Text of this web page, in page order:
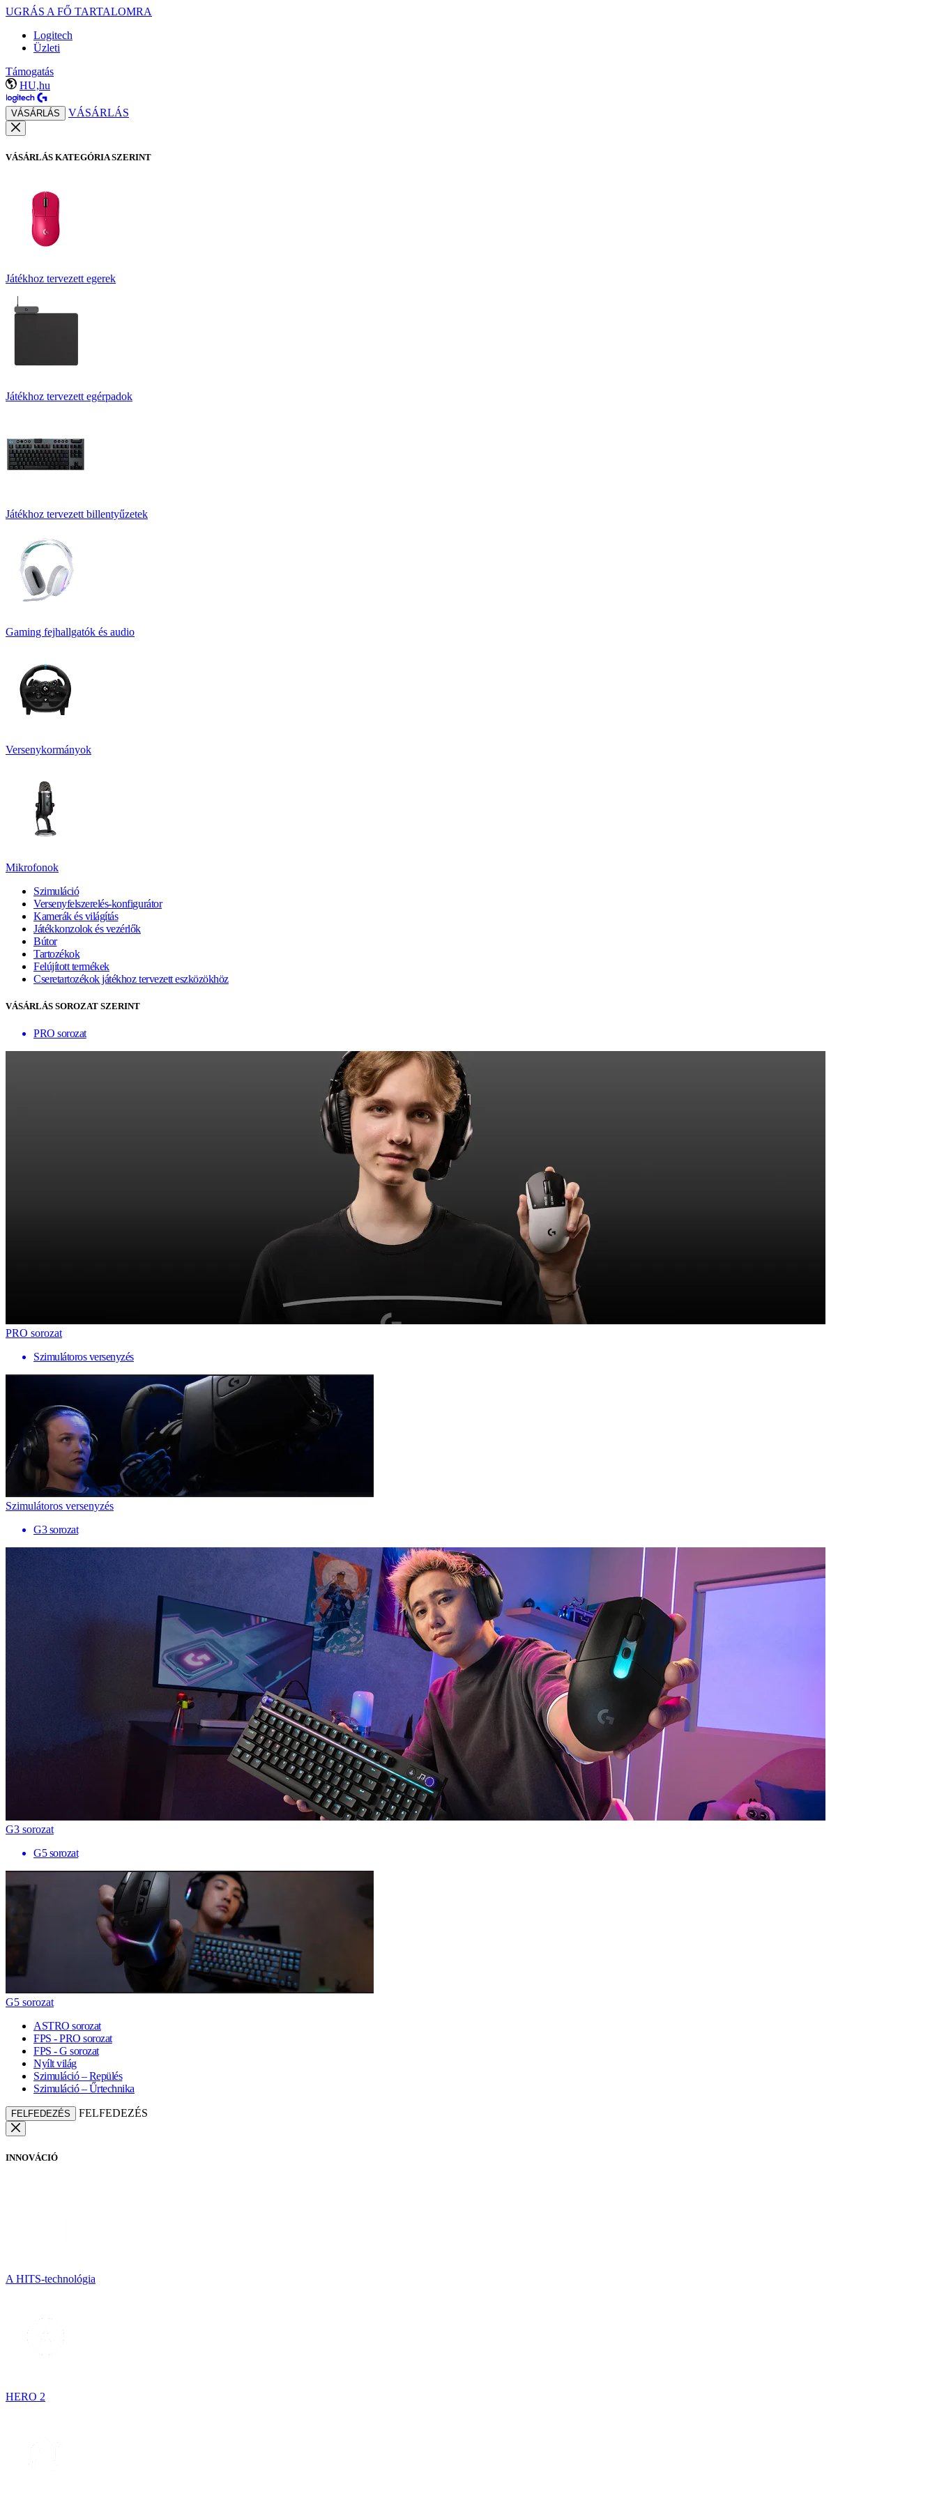
UGRÁS A FŐ TARTALOMRA
Logitech
Üzleti
Támogatás
HU,hu
VÁSÁRLÁS VÁSÁRLÁS
VÁSÁRLÁS KATEGÓRIA SZERINT
Játékhoz tervezett egerek
Játékhoz tervezett egérpadok
Játékhoz tervezett billentyűzetek
Gaming fejhallgatók és audio
Versenykormányok
Mikrofonok
Szimuláció
Versenyfelszerelés-konfigurátor
Kamerák és világítás
Játékkonzolok és vezérlők
Bútor
Tartozékok
Felújított termékek
Cseretartozékok játékhoz tervezett eszközökhöz
VÁSÁRLÁS SOROZAT SZERINT
PRO sorozat
PRO sorozat
Szimulátoros versenyzés
Szimulátoros versenyzés
G3 sorozat
G3 sorozat
G5 sorozat
G5 sorozat
ASTRO sorozat
FPS - PRO sorozat
FPS - G sorozat
Nyílt világ
Szimuláció – Repülés
Szimuláció – Űrtechnika
FELFEDEZÉS FELFEDEZÉS
INNOVÁCIÓ
A HITS-technológia
HERO 2